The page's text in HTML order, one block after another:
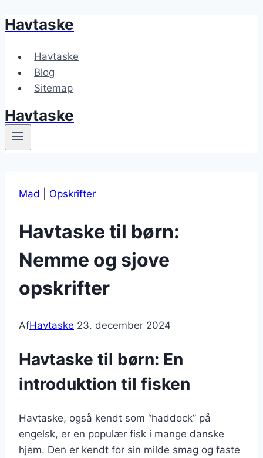
Fortsæt
indhold
Havtaske
Havtaske
Blog
Sitemap
Havtaske
Mad Opskrifter
Havtaske til børn:
Nemme og sjove
opskrifter
AfHavtaske 23. december 2024
Havtaske til børn: En
introduktion til fisken
Havtaske, også kendt som “haddock” på
engelsk, er en populær fisk i mange danske
hjem. Den er kendt for sin milde smag og faste